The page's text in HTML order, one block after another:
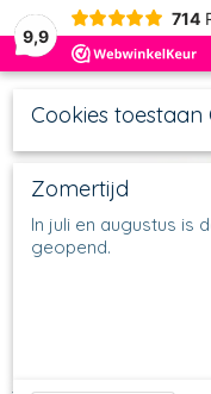
9,9
714
Inloggen Registreren
Cookies toestaan
Zomertijd
In juli en augustus is
geopend.